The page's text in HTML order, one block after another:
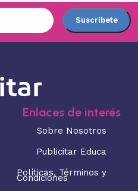
Enlaces de interés
Sobre Nosotros
Publicitar Educa
Políticas, Términos y
Condiciones